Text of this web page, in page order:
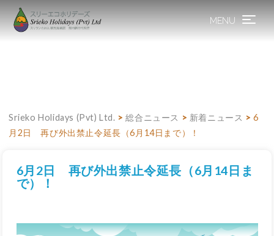
MENU Toggle
Srieko Holidays (Pvt) Ltd. >総合ニュース > 新着ニュース >6
月2日 再び外出禁止令延長（6月14日まで）！
6月2日 再び外出禁止令延長（6月14日ま
で）！